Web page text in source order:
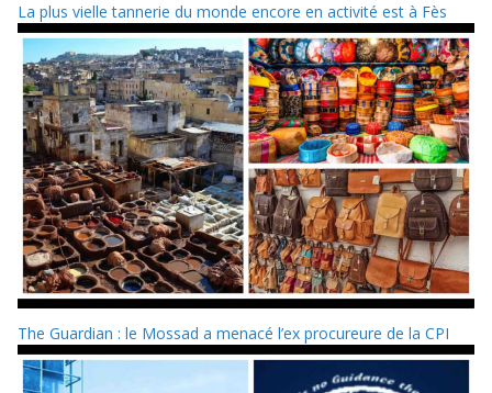
La plus vielle tannerie du monde encore en activité est à Fès
The Guardian : le Mossad a menacé l’ex procureure de la CPI